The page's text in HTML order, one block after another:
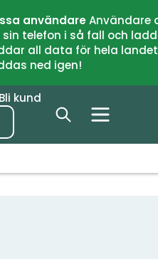
användareAnvändare
telefon i så fall och
all data för hela
ned igen!
Bli kund